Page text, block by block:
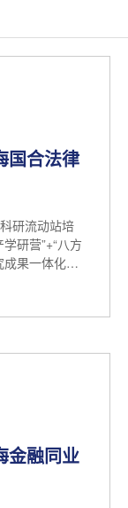
国合法律
研流动站培
研营”+“八方
果一体化融
金融同业